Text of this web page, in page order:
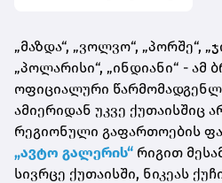
„მაზდა“, „ვოლვო“, „პორშე“,
„პოლარისი“, „ინდიანი“ - ამ
ოფიციალური
ამიერიდან უკვე ქუთაისშიც
რეგიონული გაფართოების
„ავტო გალერის“ რიგით
სივრცე ქუთაისში, ნიკეას